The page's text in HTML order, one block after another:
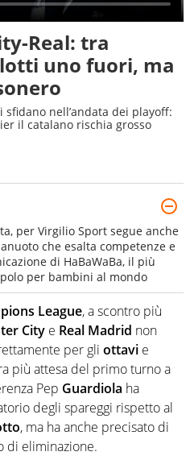
Real: tra
uno fuori, ma
nell’andata dei playoff:
il catalano rischia grosso
per Virgilio Sport segue anche
che esalta competenze e
di HaBaWaBa, il più
per bambini al mondo
League, a scontro più
City e Real Madrid non
per gli ottavi e
più attesa del primo turno a
Pep Guardiola ha
degli spareggi rispetto al
, ma ha anche precisato di
di eliminazione.